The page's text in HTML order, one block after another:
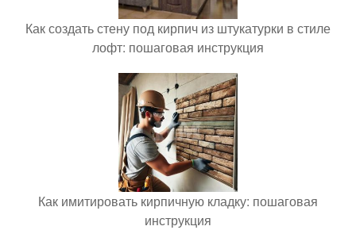
Как создать стену под кирпич из штукатурки в стиле
лофт: пошаговая инструкция
Как имитировать кирпичную кладку: пошаговая
инструкция